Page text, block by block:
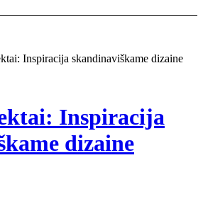
Inspiracija skandinaviškame dizaine
Inspiracija
dizaine